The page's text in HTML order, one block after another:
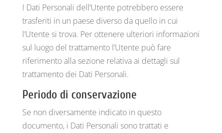
I Dati Personali dell’Utente potrebbero essere
trasferiti in un paese diverso da quello in cui
l’Utente si trova. Per ottenere ulteriori informazioni
sul luogo del trattamento l’Utente può fare
riferimento alla sezione relativa ai dettagli sul
trattamento dei Dati Personali.
Periodo di conservazione
Se non diversamente indicato in questo
documento, i Dati Personali sono trattati e